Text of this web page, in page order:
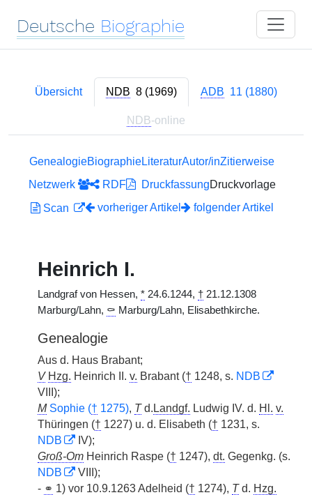
Deutsche Biographie
Übersicht NDB 8 (1969) ADB 11 (1880)
NDB-online
GenealogieBiographieLiteraturAutor/inZitierweise
Netzwerk
RDF DruckfassungDruckvorlage
Scan
vorheriger Artikel folgender Artikel
Heinrich I.
Landgraf von Hessen, * 24.6.1244, † 21.12.1308
Marburg/Lahn, ⚰ Marburg/Lahn, Elisabethkirche.
Genealogie
Aus d. Haus Brabant;
V Hzg. Heinrich II. v. Brabant († 1248, s. NDB
VIII);
M Sophie († 1275), Td. Landgf. Ludwig IV. d. Hl. v.
Thüringen († 1227) u. d. Elisabeth († 1231, s.
NDB
IV);
Groß-Om Heinrich Raspe († 1247), dt. Gegenkg. (s.
NDB
VIII);
- ⚭ 1) vor 10.9.1263 Adelheid († 1274), Td. Hzg.